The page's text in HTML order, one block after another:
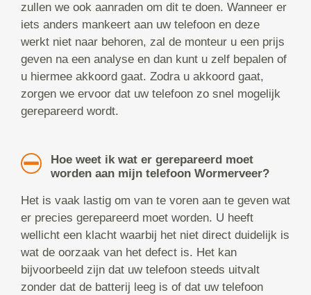
zullen we ook aanraden om dit te doen. Wanneer er
iets anders mankeert aan uw telefoon en deze
werkt niet naar behoren, zal de monteur u een prijs
geven na een analyse en dan kunt u zelf bepalen of
u hiermee akkoord gaat. Zodra u akkoord gaat,
zorgen we ervoor dat uw telefoon zo snel mogelijk
gerepareerd wordt.
Hoe weet ik wat er gerepareerd moet
worden aan mijn telefoon Wormerveer?
Het is vaak lastig om van te voren aan te geven wat
er precies gerepareerd moet worden. U heeft
wellicht een klacht waarbij het niet direct duidelijk is
wat de oorzaak van het defect is. Het kan
bijvoorbeeld zijn dat uw telefoon steeds uitvalt
zonder dat de batterij leeg is of dat uw telefoon